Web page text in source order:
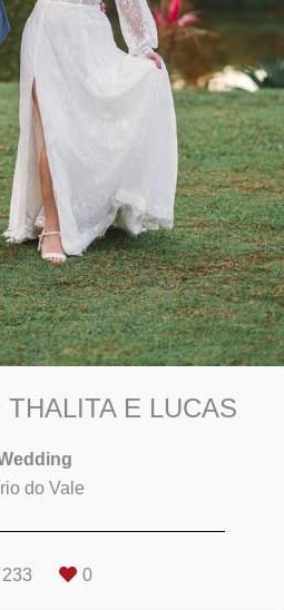
E LUCAS
do Vale
233 0